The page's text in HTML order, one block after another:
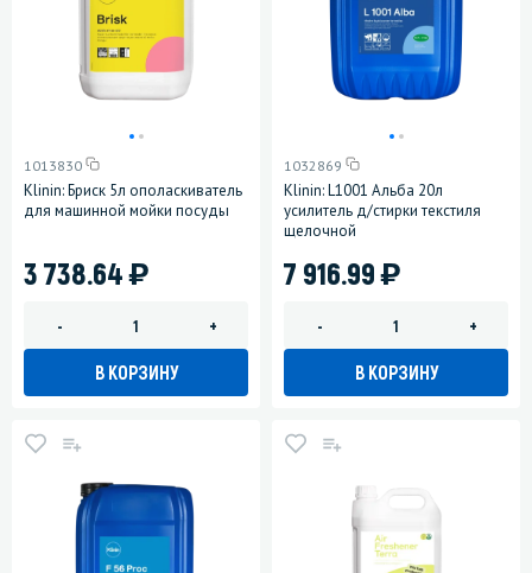
1013830
Klinin: Бриск 5л ополаскиватель
для машинной мойки посуды
3 738.64)
- +
В КОРЗИНУ
1032869
Klinin: L1001 Альба 20л
усилитель д/стирки текстиля
щелочной
7 916.99)
- +
В КОРЗИНУ